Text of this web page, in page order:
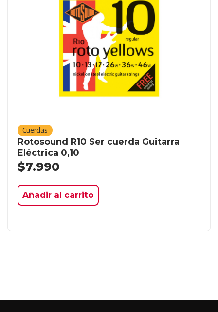
Cuerdas
Rotosound R10 Ser cuerda Guitarra
Eléctrica 0,10
$7.990
Añadir al carrito